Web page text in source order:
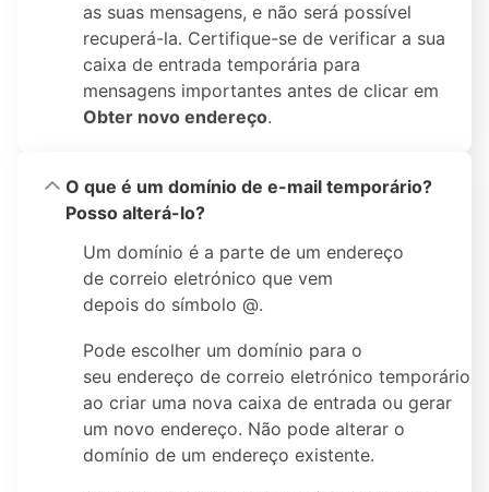
as suas mensagens, e não será possível
recuperá-la. Certifique-se de verificar a sua
caixa de entrada temporária para
mensagens importantes antes de clicar em
Obter novo endereço.
O que é um domínio de e-mail temporário?
Posso alterá-lo?
Um domínio é a parte de um endereço
de correio eletrónico que vem
depois do símbolo @.
Pode escolher um domínio para o
seu endereço de correio eletrónico temporário
ao criar uma nova caixa de entrada ou gerar
um novo endereço. Não pode alterar o
domínio de um endereço existente.